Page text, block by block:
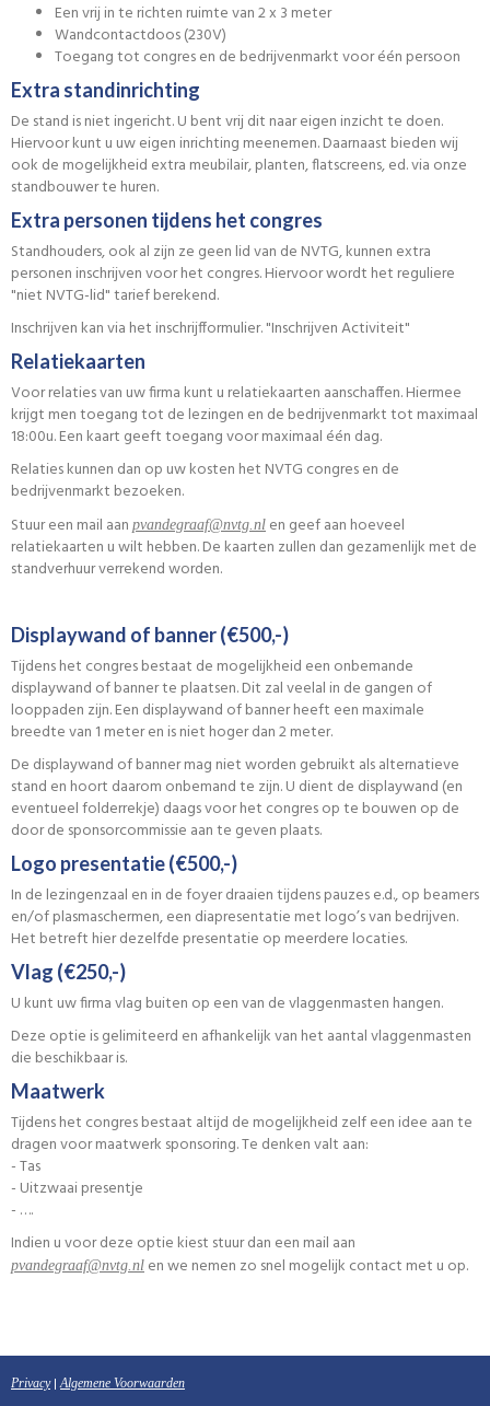
Een vrij in te richten ruimte van 2 x 3 meter
Wandcontactdoos (230V)
Toegang tot congres en de bedrijvenmarkt voor één persoon
Extra standinrichting
De stand is niet ingericht. U bent vrij dit naar eigen inzicht te doen.
Hiervoor kunt u uw eigen inrichting meenemen. Daarnaast bieden wij
ook de mogelijkheid extra meubilair, planten, flatscreens, ed. via onze
standbouwer te huren.
Extra personen tijdens het congres
Standhouders, ook al zijn ze geen lid van de NVTG, kunnen extra
personen inschrijven voor het congres. Hiervoor wordt het reguliere
"niet NVTG-lid" tarief berekend.
Inschrijven kan via het inschrijfformulier. "Inschrijven Activiteit"
Relatiekaarten
Voor relaties van uw firma kunt u relatiekaarten aanschaffen. Hiermee
krijgt men toegang tot de lezingen en de bedrijvenmarkt tot maximaal
18:00u. Een kaart geeft toegang voor maximaal één dag.
Relaties kunnen dan op uw kosten het NVTG congres en de
bedrijvenmarkt bezoeken.
Stuur een mail aanfaargednavp@nvtg.nl en geef aan hoeveel
relatiekaarten u wilt hebben. De kaarten zullen dan gezamenlijk met de
standverhuur verrekend worden.
Displaywand of banner (€500,-)
Tijdens het congres bestaat de mogelijkheid een onbemande
displaywand of banner te plaatsen. Dit zal veelal in de gangen of
looppaden zijn. Een displaywand of banner heeft een maximale
breedte van 1 meter en is niet hoger dan 2 meter.
De displaywand of banner mag niet worden gebruikt als alternatieve
stand en hoort daarom onbemand te zijn. U dient de displaywand (en
eventueel folderrekje) daags voor het congres op te bouwen op de
door de sponsorcommissie aan te geven plaats.
Logo presentatie (€500,-)
In de lezingenzaal en in de foyer draaien tijdens pauzes e.d., op beamers
en/of plasmaschermen, een diapresentatie met logo’s van bedrijven.
Het betreft hier dezelfde presentatie op meerdere locaties.
Vlag (€250,-)
U kunt uw firma vlag buiten op een van de vlaggenmasten hangen.
Deze optie is gelimiteerd en afhankelijk van het aantal vlaggenmasten
die beschikbaar is.
Maatwerk
Tijdens het congres bestaat altijd de mogelijkheid zelf een idee aan te
dragen voor maatwerk sponsoring. Te denken valt aan:
- Tas
- Uitzwaai presentje
- ….
Indien u voor deze optie kiest stuur dan een mail aan
faargednavp@nvtg.nl en we nemen zo snel mogelijk contact met u op.
Privacy|Algemene Voorwaarden